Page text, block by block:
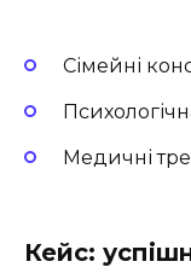
Сімейні
Медичні
Кейс: